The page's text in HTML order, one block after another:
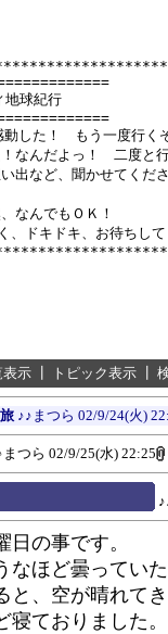
球紀行
た！　もう一度行く
んだよっ！　二度と
ど、聞かせてくだ
もＯＫ！
待ちしてま
表示 トピック表示
♪♪まつら 02/9/24(火)
まつら 02/9/25(水) 22:25
の事です。
なほど曇ってい
と、空が晴れて
ておりました。